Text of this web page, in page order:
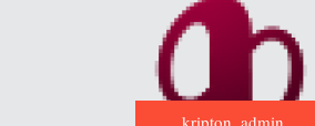
kripton_admin